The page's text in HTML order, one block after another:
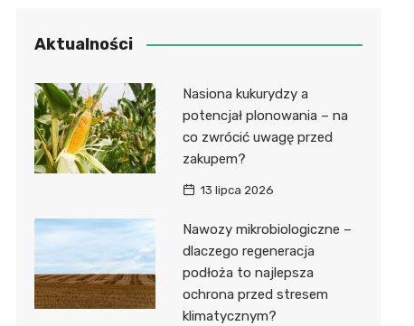
Aktualności
Nasiona kukurydzy a
potencjał plonowania – na
co zwrócić uwagę przed
zakupem?
13 lipca 2026
Nawozy mikrobiologiczne –
dlaczego regeneracja
podłoża to najlepsza
ochrona przed stresem
klimatycznym?